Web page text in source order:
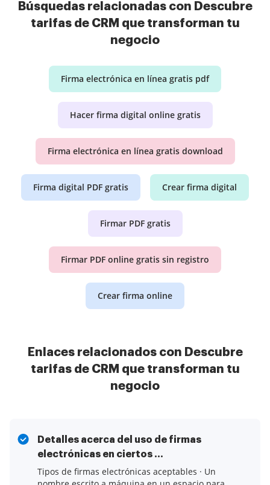
Búsquedas relacionadas con Descubre
tarifas de CRM que transforman tu
negocio
Firma electrónica en línea gratis pdf
Hacer firma digital online gratis
Firma electrónica en línea gratis download
Firma digital PDF gratis Crear firma digital
Firmar PDF gratis
Firmar PDF online gratis sin registro
Crear firma online
Enlaces relacionados con Descubre
tarifas de CRM que transforman tu
negocio
Detalles acerca del uso de firmas
electrónicas en ciertos ...
Tipos de firmas electrónicas aceptables · Un